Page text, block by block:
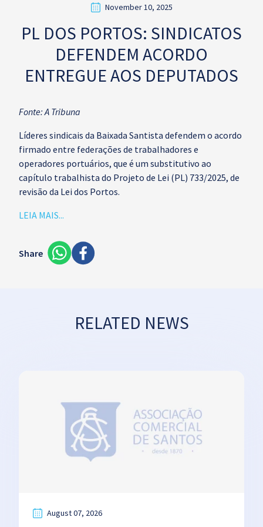
November 10, 2025
PL DOS PORTOS: SINDICATOS
DEFENDEM ACORDO
ENTREGUE AOS DEPUTADOS
Fonte: A Tribuna
Líderes sindicais da Baixada Santista defendem o acordo
firmado entre federações de trabalhadores e
operadores portuários, que é um substitutivo ao
capítulo trabalhista do Projeto de Lei (PL) 733/2025, de
revisão da Lei dos Portos.
LEIA MAIS...
Share
RELATED NEWS
August 07, 2026